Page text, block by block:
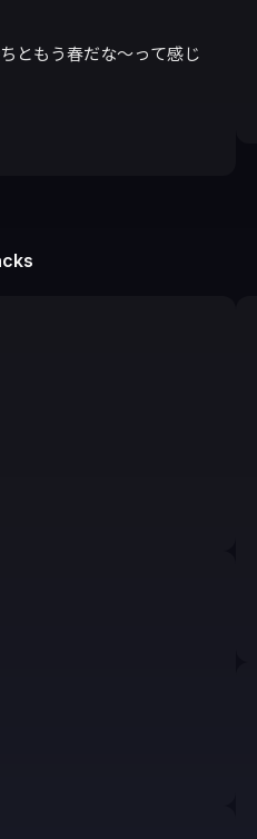
ともう春だな〜って感じ